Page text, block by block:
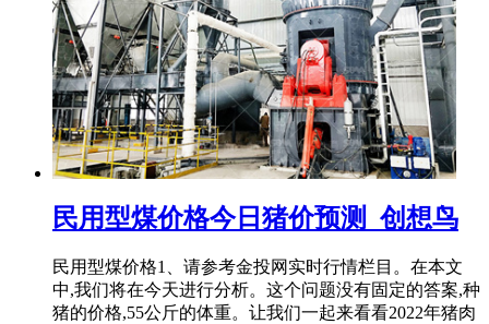
民用型煤价格今日猪价预测_创想鸟
民用型煤价格1、请参考金投网实时行情栏目。在本文
中,我们将在今天进行分析。这个问题没有固定的答案,种
猪的价格,55公斤的体重。让我们一起来看看2022年猪肉